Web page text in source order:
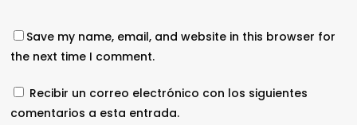
Save my name, email, and website in this browser for
the next time I comment.
Recibir un correo electrónico con los siguientes
comentarios a esta entrada.